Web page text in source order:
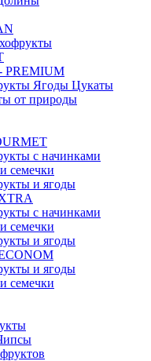
Ягоды Цукаты
от природы
с начинками
семечки
и ягоды
с начинками
семечки
и ягоды
и ягоды
семечки